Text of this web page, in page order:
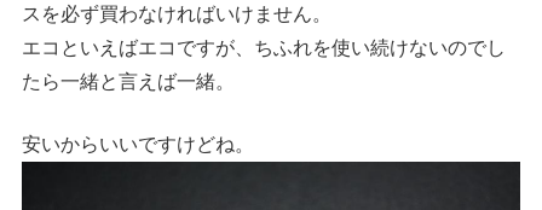
スを必ず買わなければいけません。
エコといえばエコですが、ちふれを使い続けないのでし
たら一緒と言えば一緒。
安いからいいですけどね。